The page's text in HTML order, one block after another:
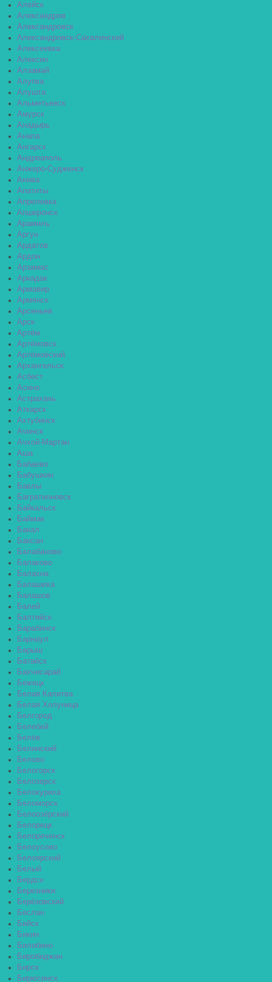
Алейск
Александров
Александровск
Александровск-Сахалинский
Алексеевка
Алексин
Алзамай
Алупка
Алушта
Альметьевск
Амурск
Анадырь
Анапа
Ангарск
Андреаполь
Анжеро-Судженск
Анива
Апатиты
Апрелевка
Апшеронск
Арамиль
Аргун
Ардатов
Ардон
Арзамас
Аркадак
Армавир
Армянск
Арсеньев
Арск
Артём
Артёмовск
Артёмовский
Архангельск
Асбест
Асино
Астрахань
Аткарск
Ахтубинск
Ачинск
Ачхой-Мартан
Аша
Бабаево
Бабушкин
Бавлы
Багратионовск
Байкальск
Баймак
Бакал
Баксан
Балабаново
Балаково
Балахна
Балашиха
Балашов
Балей
Балтийск
Барабинск
Барнаул
Барыш
Батайск
Бахчисарай
Бежецк
Белая Калитва
Белая Холуница
Белгород
Белебей
Белёв
Белинский
Белово
Белогорск
Белозерск
Белокуриха
Беломорск
Белоозёрский
Белорецк
Белореченск
Белоусово
Белоярский
Белый
Бердск
Березники
Берёзовский
Беслан
Бийск
Бикин
Билибино
Биробиджан
Бирск
Бирюсинск